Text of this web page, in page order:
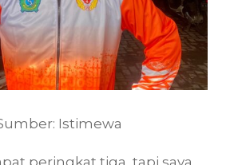
Istimewa